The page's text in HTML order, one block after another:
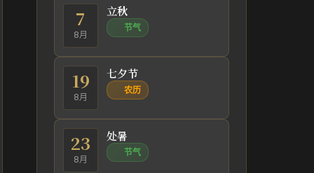
7
8月
立秋
节气
19
8月
七夕节
农历
23
8月
处暑
节气